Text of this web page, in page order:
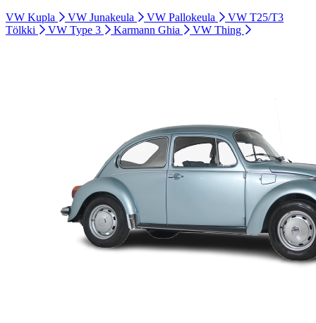
VW Kupla
VW Junakeula VW Pallokeula
VW T25/T3
Tölkki
VW Type 3 Karmann Ghia VW Thing